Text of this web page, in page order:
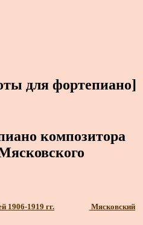
для фортепиано]
композитора
1906-1919 гг. Мясковский